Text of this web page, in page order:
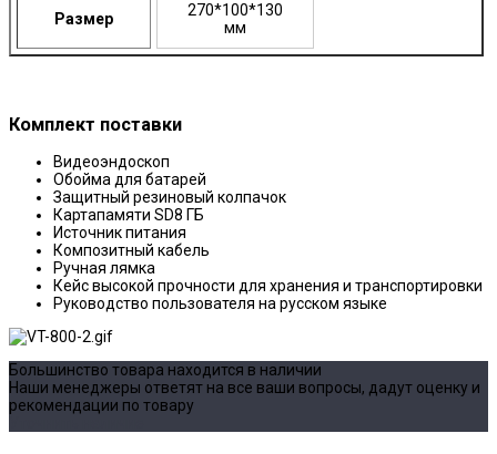
Размер
270*100*130
мм
Комплект поставки
Видеоэндоскоп
Обойма для батарей
Защитный резиновый колпачок
Картапамяти SD8 ГБ
Источник питания
Композитный кабель
Ручная лямка
Кейс высокой прочности для хранения и транспортировки
Руководство пользователя на русском языке
Большинство товара находится в наличии
Наши менеджеры ответят на все ваши вопросы, дадут оценку и
рекомендации по товару